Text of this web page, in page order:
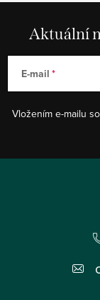
Aktuální
E-mail
Vložením e-mailu